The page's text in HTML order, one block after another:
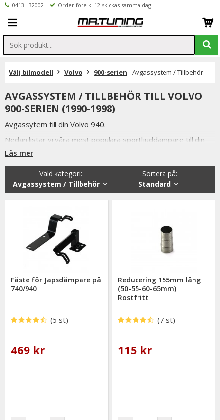
0413 - 32002 Order före kl 12 skickas samma dag
Välj bilmodell Volvo 900-serien Avgassystem / Tillbehör
AVGASSYSTEM / TILLBEHÖR TILL VOLVO
900-SERIEN (1990-1998)
Avgassytem till din Volvo 940.
Nedan listar vi våra mest populära sportljuddämpare till din
Volvo 940.
Vi håller alltid konkurrenskraftiga priser utan att tumma på
kvaliteten hos på produkterna & vi strävar alltid efter att
erbjuda en så god service som möjligt samt snabba
Läs mer
Sortera på:
Standard
Vald kategori:
Avgassystem / Tillbehör
Fäste för Japsdämpare på
740/940
(5 st)
469 kr
Reducering 155mm lång
(50-55-60-65mm)
Rostfritt
(7 st)
115 kr